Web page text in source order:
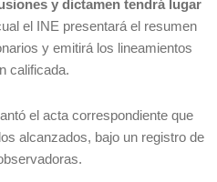
y dictamen tendrá lugar
el INE presentará el resumen
y emitirá los lineamientos
calificada.
el acta correspondiente que
alcanzados, bajo un registro de